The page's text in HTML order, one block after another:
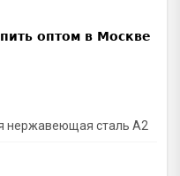
нержавеющая сталь A2